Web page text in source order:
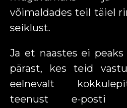
võimaldades teil täiel
seiklust.
Ja et naastes ei
pärast, kes teid
eelnevalt
teenust e-posti